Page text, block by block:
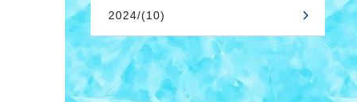
2024/(10)